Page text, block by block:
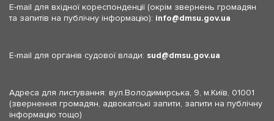
E-mail для вхідної кореспонденції (окрім звернень громадян
та запитів на публічну інформацію): info dmsu.gov.ua
E-mail для органів судової влади: sud dmsu.gov.ua
Адреса для листування: вул.Володимирська, 9, м.Київ, 01001
(звернення громадян, адвокатські запити, запити на публічну
інформацію тощо)